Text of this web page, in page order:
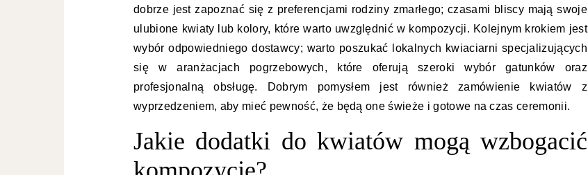
dobrze jest zapoznać się z preferencjami rodziny zmarłego; czasami bliscy mają swoje
ulubione kwiaty lub kolory, które warto uwzględnić w kompozycji. Kolejnym krokiem jest
wybór odpowiedniego dostawcy; warto poszukać lokalnych kwiaciarni specjalizujących
się w aranżacjach pogrzebowych, które oferują szeroki wybór gatunków oraz
profesjonalną obsługę. Dobrym pomysłem jest również zamówienie kwiatów z
wyprzedzeniem, aby mieć pewność, że będą one świeże i gotowe na czas ceremonii.
Jakie dodatki do kwiatów mogą wzbogacić